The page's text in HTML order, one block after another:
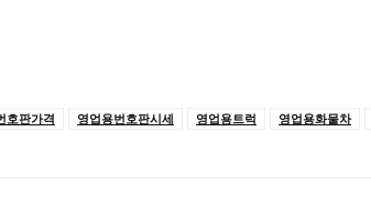
호판가격 영업용번호판시세 영업용트럭 영업용화물차